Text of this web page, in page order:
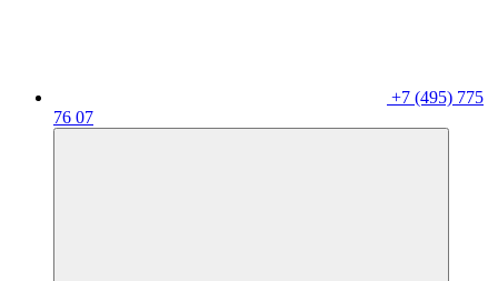
+7 (495) 775
76 07